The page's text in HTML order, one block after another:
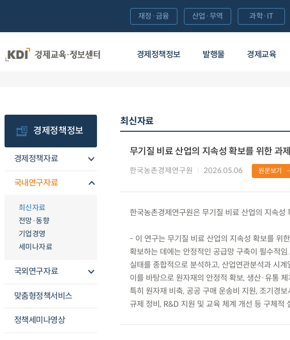
경제정책정보 발행물 경제교육
재정·금융 산업·무역 과학·IT
경제정책정보
경제정책자료
국내연구자료
최신자료
전망·동향
기업경영
세미나자료
국외연구자료
맞춤형정책서비스
정책세미나영상
최신자료
무기질 비료 산업의 지속성 확보를 위한 과제
한국농촌경제연구원 2026.05.06 원문보기
한국농촌경제연구원은 무기질 비료 산업의 지속
- 이 연구는 무기질 비료 산업의 지속성 확보를 위
확보하는 데에는 안정적인 공급망 구축이 필수적
실태를 종합적으로 분석하고, 산업연관분석과 시
이를 바탕으로 원자재의 안정적 확보, 생산·유통
특히 원자재 비축, 공공 구매 운송비 지원, 조기경
규제 정비, R&D 지원 및 교육 체계 개선 등 구체적